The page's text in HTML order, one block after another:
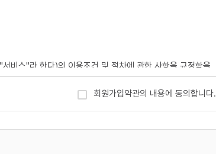
비스"라 한다)의 이용조건 및 절차에 관한 사항을 규정함을
회원가입약관의 내용에 동의합니다.